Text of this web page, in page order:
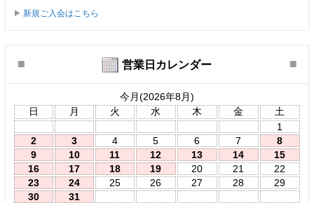
新規ご入会はこちら
営業日カレンダー
今月(2026年8月)
日
月 火 水 木 金
土
1
2
3 4 5 6 7
8
9
10 11 12 13 14
15
16
17 18 19 20 21
22
23
24 25 26 27 28
29
30
31